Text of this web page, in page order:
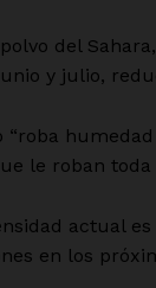
del
y julio,
“roba
le roban
actual
en los